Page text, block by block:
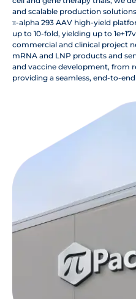
and scalable production
π-alpha 293 AAV high-yield
up to 10-fold, yielding up to
commercial and clinical project
mRNA and LNP products and
and vaccine development, from
providing a seamless, end-to-